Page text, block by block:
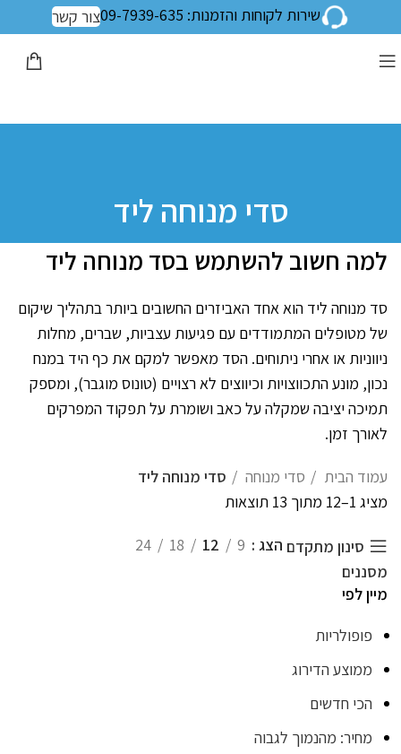
שירות לקוחות והזמנות: 09-7939-635 צור קשר
סדי מנוחה ליד
למה חשוב להשתמש בסד מנוחה ליד
סד מנוחה ליד הוא אחד האביזרים החשובים ביותר בתהליך שיקום
של מטופלים המתמודדים עם פגיעות עצביות, שברים, מחלות
ניווניות או אחרי ניתוחים. הסד מאפשר למקם את כף היד במנח
נכון, מונע התכווצויות וכיווצים לא רצויים (טונוס מוגבר), ומספק
תמיכה יציבה שמקלה על כאב ושומרת על תפקוד המפרקים
לאורך זמן.
עמוד הבית סדי מנוחה
סדי מנוחה ליד
מציג 1–12 מתוך 13 תוצאות
סינון מתקדם הצג 9
12
18
24
מסננים
מיין לפי
פופולריות
ממוצע הדירוג
הכי חדשים
מחיר: מהנמוך לגבוה